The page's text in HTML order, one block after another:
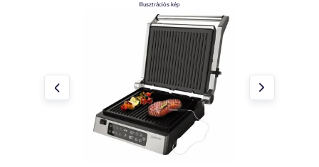
Illusztrációs kép